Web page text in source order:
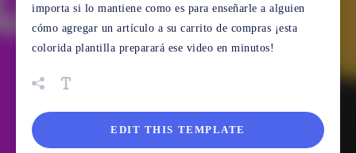
importa si lo mantiene como es para enseñarle a alguien
cómo agregar un artículo a su carrito de compras ¡esta
colorida plantilla preparará ese video en minutos!
EDIT THIS TEMPLATE